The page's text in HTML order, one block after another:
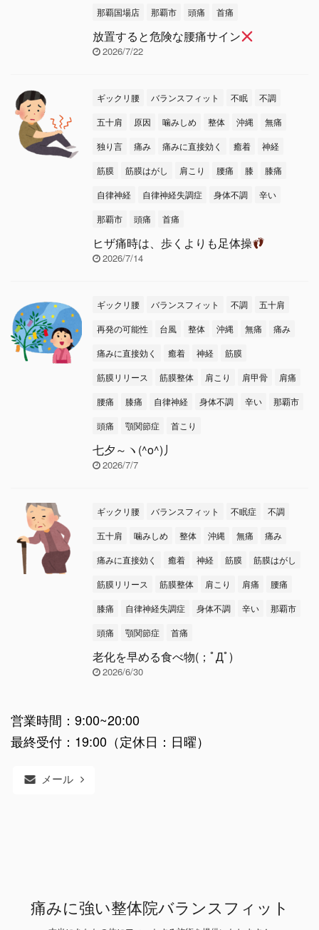
那覇国場店
那覇市 頭痛 首痛
放置すると危険な腰痛サイン
2026/7/22
ギックリ腰 バランスフィット 不眠
不調
五十肩
原因 噛みしめ 整体 沖縄
無痛
独り言
痛み 痛みに直接効く 癒着
神経
筋膜
筋膜はがし 肩こり 腰痛 膝
膝痛
自律神経
自律神経失調症 身体不調
辛い
那覇市
頭痛 首痛
ヒザ痛時は、歩くよりも足体操
2026/7/14
ギックリ腰 バランスフィット 不調
五十肩
再発の可能性
台風 整体 沖縄 無痛
痛み
痛みに直接効く
癒着 神経
筋膜
筋膜リリース
筋膜整体 肩こり 肩甲骨
肩痛
腰痛
膝痛 自律神経 身体不調 辛い
那覇市
頭痛
顎関節症 首こり
七夕～ヽ(^o^)丿
2026/7/7
ギックリ腰 バランスフィット 不眠症
不調
五十肩
噛みしめ 整体 沖縄 無痛
痛み
痛みに直接効く
癒着 神経 筋膜
筋膜はがし
筋膜リリース
筋膜整体 肩こり 肩痛
腰痛
膝痛
自律神経失調症 身体不調 辛い
那覇市
頭痛
顎関節症 首痛
老化を早める食べ物(；ﾟДﾟ)
2026/6/30
営業時間：9:00~20:00
最終受付：19:00（定休日：日曜）
メール
痛みに強い整体院バランスフィット